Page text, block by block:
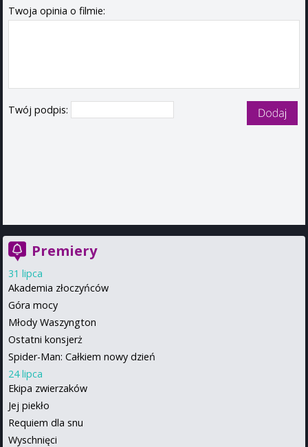
Twoja opinia o filmie:
Twój podpis:
Premiery
31 lipca
Akademia złoczyńców
Góra mocy
Młody Waszyngton
Ostatni konsjerż
Spider-Man: Całkiem nowy dzień
24 lipca
Ekipa zwierzaków
Jej piekło
Requiem dla snu
Wyschnięci